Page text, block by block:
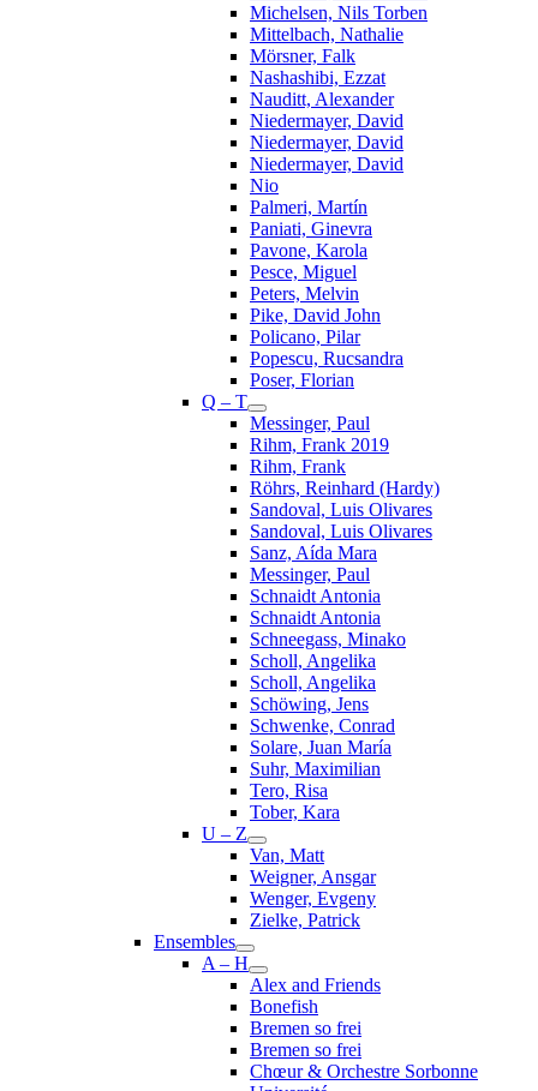
Michelsen, Nils Torben
Mittelbach, Nathalie
Mörsner, Falk
Nashashibi, Ezzat
Nauditt, Alexander
Niedermayer, David
Niedermayer, David
Niedermayer, David
Nio
Palmeri, Martín
Paniati, Ginevra
Pavone, Karola
Pesce, Miguel
Peters, Melvin
Pike, David John
Policano, Pilar
Popescu, Rucsandra
Poser, Florian
Q – T
Messinger, Paul
Rihm, Frank 2019
Rihm, Frank
Röhrs, Reinhard (Hardy)
Sandoval, Luis Olivares
Sandoval, Luis Olivares
Sanz, Aída Mara
Messinger, Paul
Schnaidt Antonia
Schnaidt Antonia
Schneegass, Minako
Scholl, Angelika
Scholl, Angelika
Schöwing, Jens
Schwenke, Conrad
Solare, Juan María
Suhr, Maximilian
Tero, Risa
Tober, Kara
U – Z
Van, Matt
Weigner, Ansgar
Wenger, Evgeny
Zielke, Patrick
Ensembles
A – H
Alex and Friends
Bonefish
Bremen so frei
Bremen so frei
Chœur & Orchestre Sorbonne